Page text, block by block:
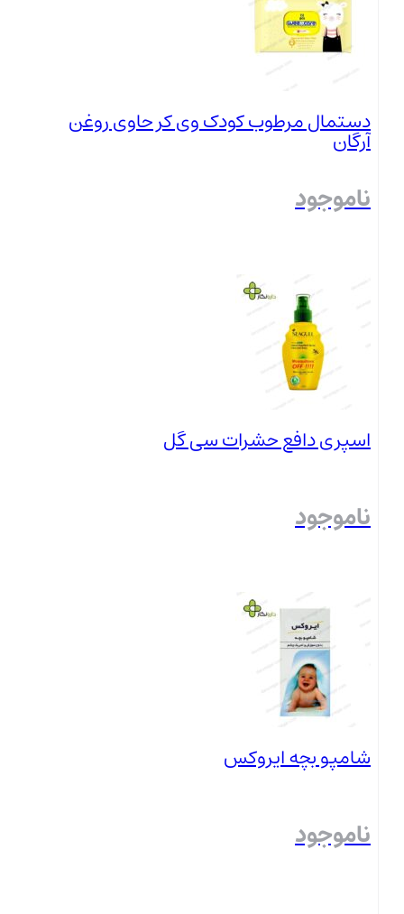
دستمال مرطوب کودک وی کر حاوی روغن
آرگان
ناموجود
اسپری دافع حشرات سی گل
ناموجود
شامپو بچه ایروکس
ناموجود